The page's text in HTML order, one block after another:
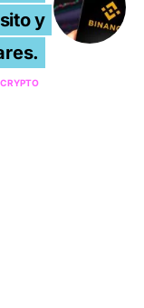
y
CRYPTO